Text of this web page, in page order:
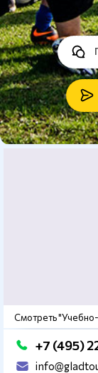
Смотреть "Учебно-
+7 (495)